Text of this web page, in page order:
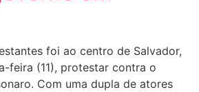
foi ao centro de Salvador,
feira (11), protestar contra o
Com uma dupla de atores